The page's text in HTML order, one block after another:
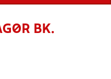
BK.